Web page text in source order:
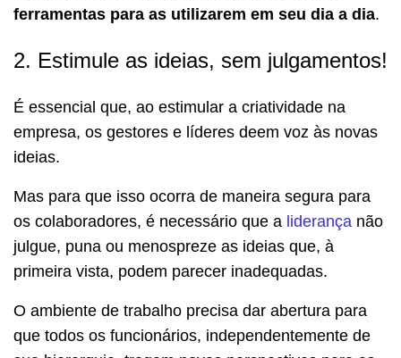
ferramentas para as utilizarem em seu dia a dia.
2. Estimule as ideias, sem julgamentos!
É essencial que, ao estimular a criatividade na
empresa, os gestores e líderes deem voz às novas
ideias.
Mas para que isso ocorra de maneira segura para
os colaboradores, é necessário que a liderança não
julgue, puna ou menospreze as ideias que, à
primeira vista, podem parecer inadequadas.
O ambiente de trabalho precisa dar abertura para
que todos os funcionários, independentemente de